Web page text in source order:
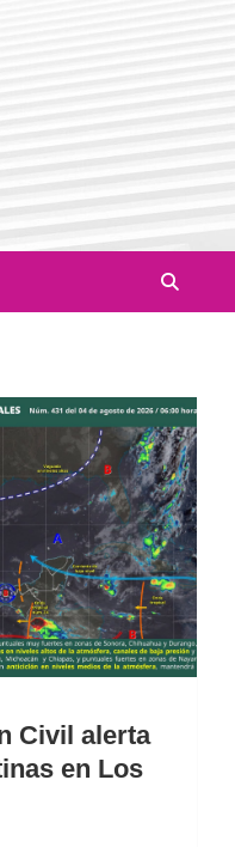
Civil alerta
en Los